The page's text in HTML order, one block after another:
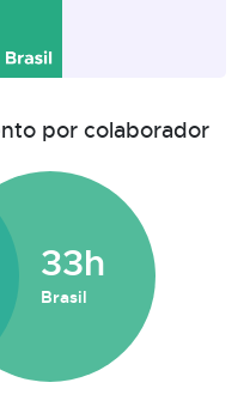
por colaborador
33h
Brasil